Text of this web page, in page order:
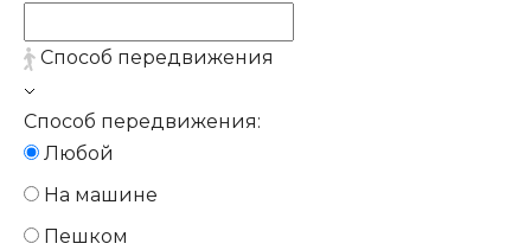
Способ передвижения
Способ передвижения:
Любой
На машине
Пешком